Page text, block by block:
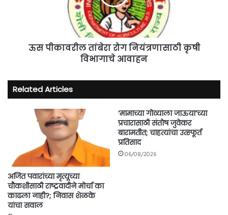
ऊस पीकावरील तांबेरा रोग नियंत्रणासाठी कृषी
विभागाचे आवाहन
Related Articles
अजित पवारांच्या मृत्यूच्या
चौकशीसाठी राष्ट्रवादीने मोर्चा का
काढला नाही?; निवास शेळके
यांचा सवाल
‘मामाच्या गोव्याला जाऊया’च्या
प्रचारासाठी संतोष जुवेकर
बारामतीत; चाहत्यांचा उत्स्फूर्त
प्रतिसाद
06/08/2026